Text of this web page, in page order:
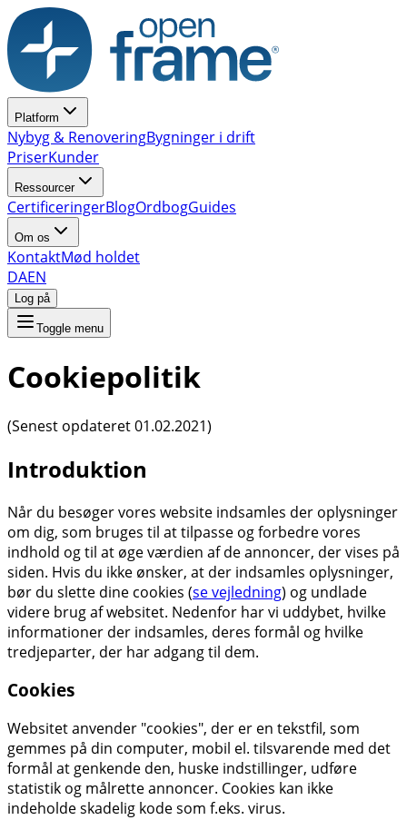
Platform
Nybyg & RenoveringBygninger i drift
PriserKunder
Ressourcer
CertificeringerBlogOrdbogGuides
Om os
KontaktMød holdet
DAEN
Log på
Toggle menu
Cookiepolitik
(Senest opdateret 01.02.2021)
Introduktion
Når du besøger vores website indsamles der oplysninger
om dig, som bruges til at tilpasse og forbedre vores
indhold og til at øge værdien af de annoncer, der vises på
siden. Hvis du ikke ønsker, at der indsamles oplysninger,
bør du slette dine cookies (se vejledning) og undlade
videre brug af websitet. Nedenfor har vi uddybet, hvilke
informationer der indsamles, deres formål og hvilke
tredjeparter, der har adgang til dem.
Cookies
Websitet anvender "cookies", der er en tekstfil, som
gemmes på din computer, mobil el. tilsvarende med det
formål at genkende den, huske indstillinger, udføre
statistik og målrette annoncer. Cookies kan ikke
indeholde skadelig kode som f.eks. virus.